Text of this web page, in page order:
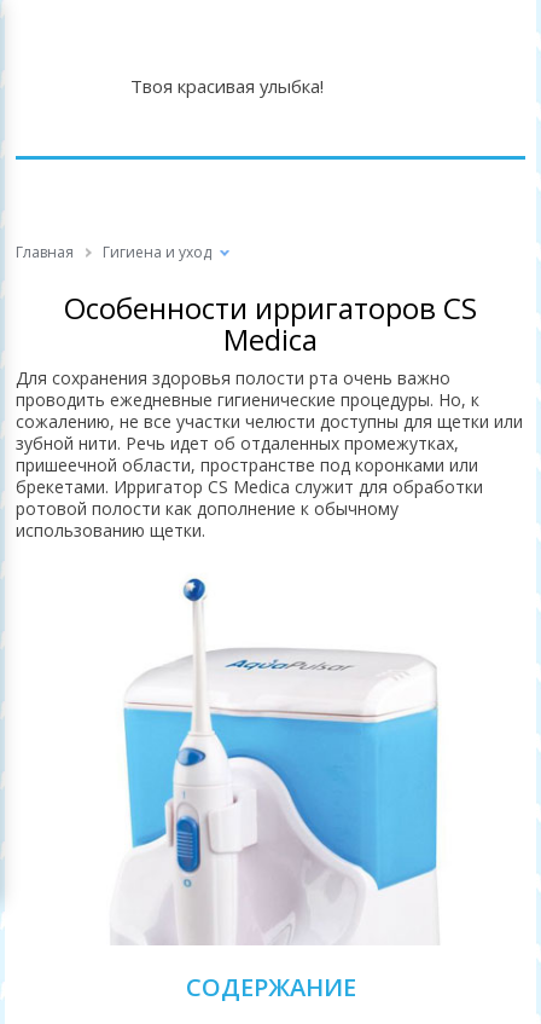
Твоя красивая улыбка!
Главная Гигиена и уход
Особенности ирригаторов CS
Medica
Для сохранения здоровья полости рта очень важно
проводить ежедневные гигиенические процедуры. Но, к
сожалению, не все участки челюсти доступны для щетки или
зубной нити. Речь идет об отдаленных промежутках,
пришеечной области, пространстве под коронками или
брекетами. Ирригатор CS Medica служит для обработки
ротовой полости как дополнение к обычному
использованию щетки.
СОДЕРЖАНИЕ